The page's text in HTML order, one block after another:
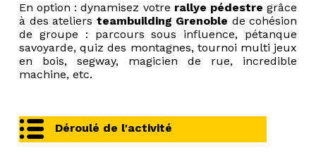
En option : dynamisez votre rallye pédestre grâce
à des ateliers teambuilding Grenoble de cohésion
de groupe : parcours sous influence, pétanque
savoyarde, quiz des montagnes, tournoi multi jeux
en bois, segway, magicien de rue, incredible
machine, etc.
Déroulé de l'activité